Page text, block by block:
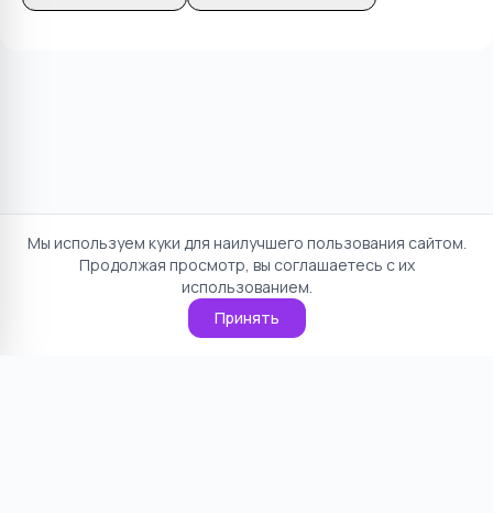
Мы используем куки для наилучшего пользования сайтом.
Продолжая просмотр, вы соглашаетесь с их
использованием.
Принять